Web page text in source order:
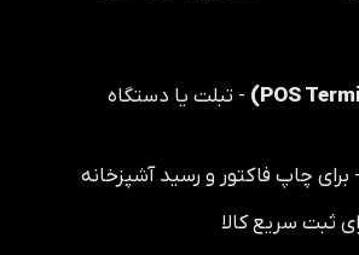
- تبلت یا دستگاه
- برای چاپ فاکتور و رسید آشپزخانه
ثبت سریع کالا